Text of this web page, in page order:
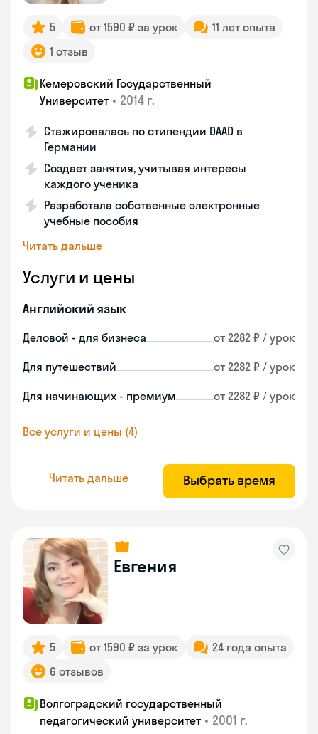
5 от 1590 ₽ за урок
11 лет опыта
1 отзыв
Кемеровский Государственный
Университет • 2014 г.
Стажировалась по стипендии DAAD в
Германии
Создает занятия, учитывая интересы
каждого ученика
Разработала собственные электронные
учебные пособия
Читать дальше
Услуги и цены
Английский язык
Деловой - для бизнеса от 2282 ₽ / урок
Для путешествий от 2282 ₽ / урок
Для начинающих - премиум от 2282 ₽ / урок
Все услуги и цены (4)
Читать дальше Выбрать время
Евгения
5 от 1590 ₽ за урок
24 года опыта
6 отзывов
Волгоградский государственный
педагогический университет • 2001 г.